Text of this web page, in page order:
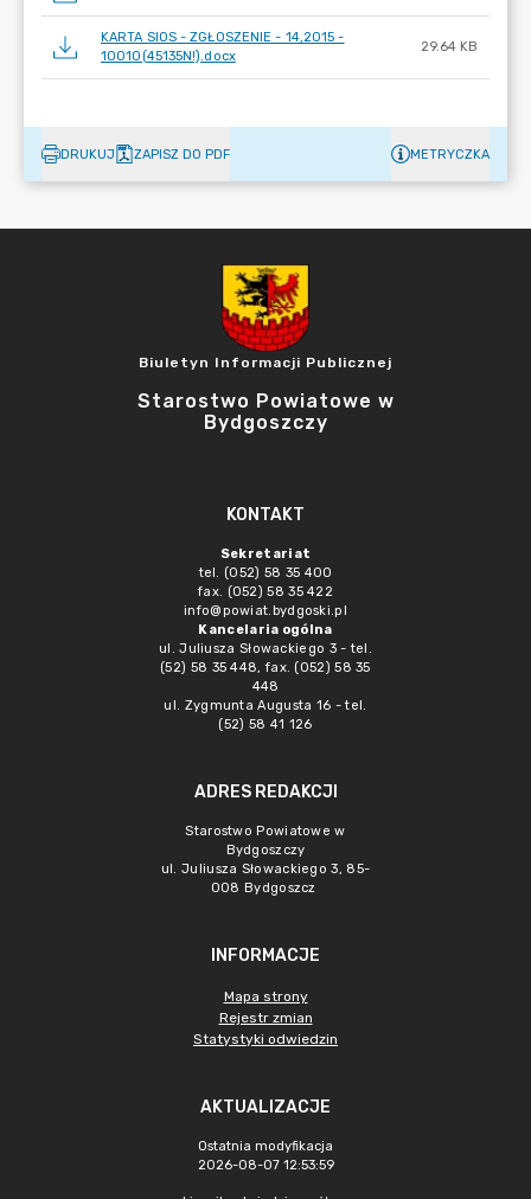
KARTA SIOS - ZGŁOSZENIE - 14,2015 -
10010(45135N!).docx
29.64 KB
DRUKUJ ZAPISZ DO PDF METRYCZKA
Biuletyn Informacji Publicznej
Starostwo Powiatowe w
Bydgoszczy
KONTAKT
Sekretariat
tel. (052) 58 35 400
fax. (052) 58 35 422
info@powiat.bydgoski.pl
Kancelaria ogólna
ul. Juliusza Słowackiego 3 - tel.
(52) 58 35 448, fax. (052) 58 35
448
ul. Zygmunta Augusta 16 - tel.
(52) 58 41 126
ADRES REDAKCJI
Starostwo Powiatowe w
Bydgoszczy
ul. Juliusza Słowackiego 3, 85-
008 Bydgoszcz
INFORMACJE
Mapa strony
Rejestr zmian
Statystyki odwiedzin
AKTUALIZACJE
Ostatnia modyfikacja
2026-08-07 12:53:59